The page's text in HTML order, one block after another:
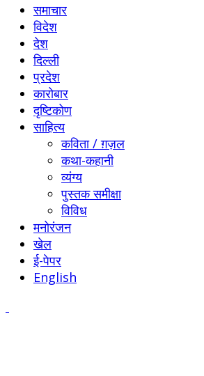
समाचार
विदेश
देश
दिल्ली
प्रदेश
कारोबार
दृष्टिकोण
साहित्य
कविता / ग़ज़ल
कथा-कहानी
व्यंग्य
पुस्तक समीक्षा
विविध
मनोरंजन
खेल
ई-पेपर
English